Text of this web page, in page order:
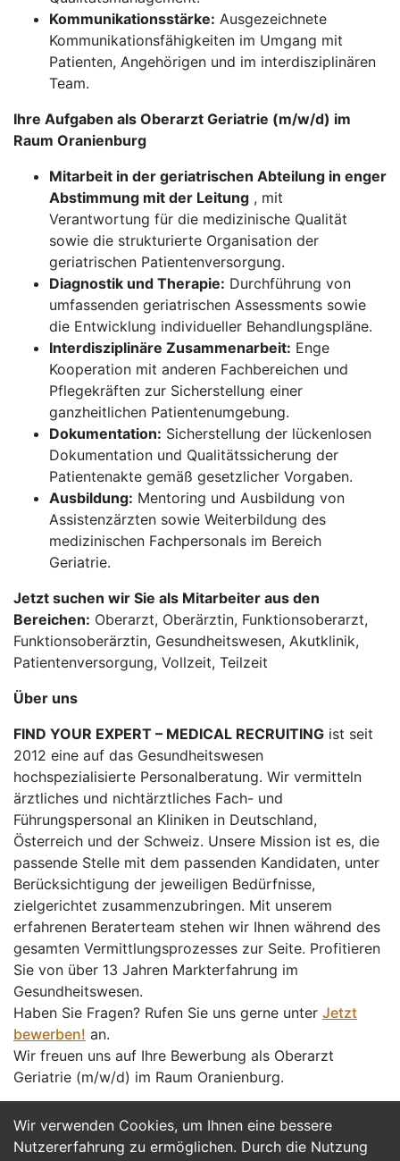
Wir verwenden Cookies, um Ihnen eine bessere
Nutzererfahrung zu ermöglichen. Durch die Nutzung
Kommunikationsstärke: Ausgezeichnete
Kommunikationsfähigkeiten im Umgang mit
Patienten, Angehörigen und im interdisziplinären
Team.
Ihre Aufgaben als Oberarzt Geriatrie (m/w/d) im
Raum Oranienburg
Mitarbeit in der geriatrischen Abteilung in enger
Abstimmung mit der Leitung , mit
Verantwortung für die medizinische Qualität
sowie die strukturierte Organisation der
geriatrischen Patientenversorgung.
Diagnostik und Therapie: Durchführung von
umfassenden geriatrischen Assessments sowie
die Entwicklung individueller Behandlungspläne.
Interdisziplinäre Zusammenarbeit: Enge
Kooperation mit anderen Fachbereichen und
Pflegekräften zur Sicherstellung einer
ganzheitlichen Patientenumgebung.
Dokumentation: Sicherstellung der lückenlosen
Dokumentation und Qualitätssicherung der
Patientenakte gemäß gesetzlicher Vorgaben.
Ausbildung: Mentoring und Ausbildung von
Assistenzärzten sowie Weiterbildung des
medizinischen Fachpersonals im Bereich
Geriatrie.
Jetzt suchen wir Sie als Mitarbeiter aus den
Bereichen: Oberarzt, Oberärztin, Funktionsoberarzt,
Funktionsoberärztin, Gesundheitswesen, Akutklinik,
Patientenversorgung, Vollzeit, Teilzeit
Über uns
FIND YOUR EXPERT – MEDICAL RECRUITING ist seit
2012 eine auf das Gesundheitswesen
hochspezialisierte Personalberatung. Wir vermitteln
ärztliches und nichtärztliches Fach- und
Führungspersonal an Kliniken in Deutschland,
Österreich und der Schweiz. Unsere Mission ist es, die
passende Stelle mit dem passenden Kandidaten, unter
Berücksichtigung der jeweiligen Bedürfnisse,
zielgerichtet zusammenzubringen. Mit unserem
erfahrenen Beraterteam stehen wir Ihnen während des
gesamten Vermittlungsprozesses zur Seite. Profitieren
Sie von über 13 Jahren Markterfahrung im
Gesundheitswesen.
Haben Sie Fragen? Rufen Sie uns gerne unter Jetzt
bewerben! an.
Wir freuen uns auf Ihre Bewerbung als Oberarzt
Geriatrie (m/w/d) im Raum Oranienburg.
Jetzt Bewerben